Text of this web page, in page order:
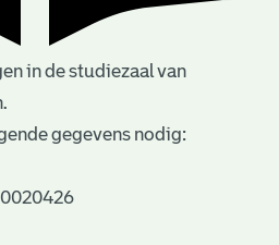
in de studiezaal van
gegevens nodig: